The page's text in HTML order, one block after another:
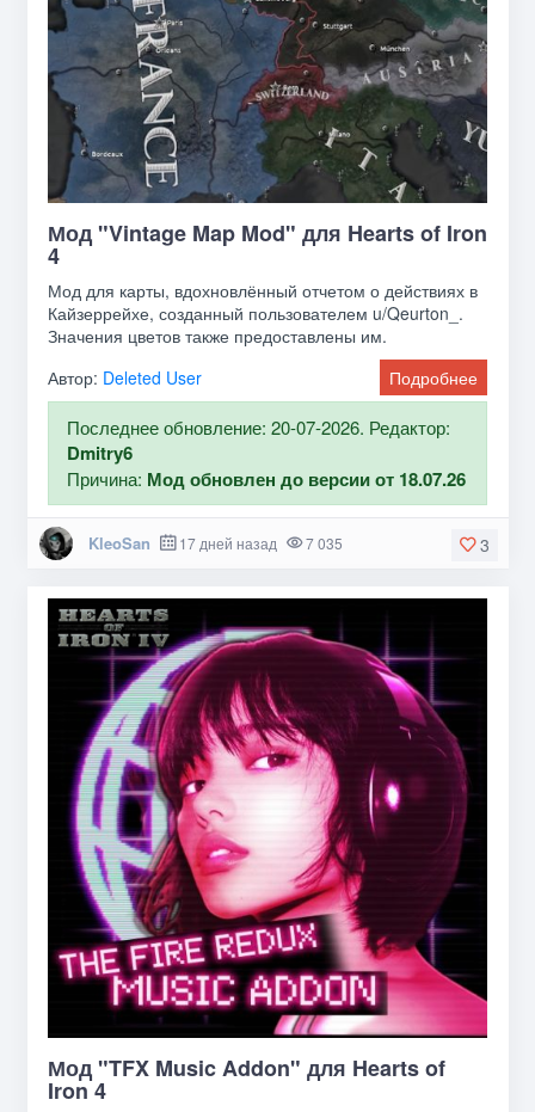
Мод "Vintage Map Mod" для Hearts of Iron
4
Мод для карты, вдохновлённый отчетом о действиях в
Кайзеррейхе, созданный пользователем u/Qeurton_.
Значения цветов также предоставлены им.
Автор: Deleted User Подробнее
Последнее обновление: 20-07-2026. Редактор:
Dmitry6
Причина: Мод обновлен до версии от 18.07.26
3
KleoSan 17 дней назад 7 035
Мод "TFX Music Addon" для Hearts of
Iron 4